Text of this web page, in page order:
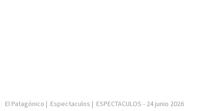
El Patagónico | Espectaculos | ESPECTACULOS - 24 junio 2026